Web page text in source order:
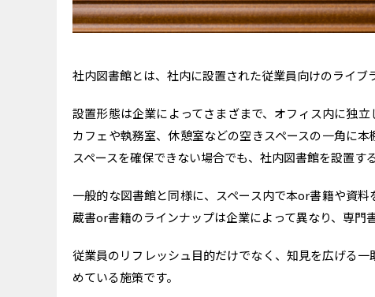
社内図書館とは、社内に設置された従業員向けのライブ
設置形態は企業によってさまざまで、オフィス内に独
カフェや執務室、休憩室などの空きスペースの一角に
スペースを確保できない場合でも、社内図書館を設置す
一般的な図書館と同様に、スペース内で本or書籍や資
蔵書or書籍のラインナップは企業によって異なり、専門
従業員のリフレッシュ目的だけでなく、知見を広げる
めている施策です。